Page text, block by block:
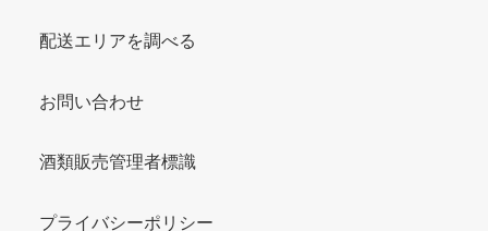
配送エリアを調べる
お問い合わせ
酒類販売管理者標識
プライバシーポリシー